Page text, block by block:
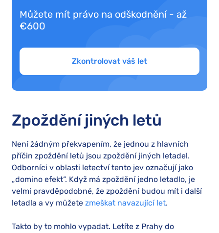
Můžete mít právo na odškodnění - až
€600
Zkontrolovat váš let
Zpoždění jiných letů
Není žádným překvapením, že jednou z hlavních
příčin zpoždění letů jsou zpoždění jiných letadel.
Odborníci v oblasti letectví tento jev označují jako
„domino efekt“. Když má zpoždění jedno letadlo, je
velmi pravděpodobné, že zpoždění budou mít i další
letadla a vy můžete zmeškat navazující let.
Takto by to mohlo vypadat. Letíte z Prahy do